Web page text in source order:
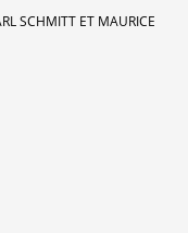
SCHMITT ET MAURICE